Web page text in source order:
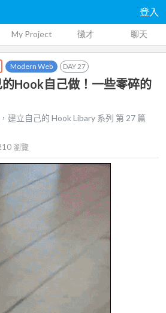
登入
My Project 徵才 聊天
Modern Web DAY27
的Hook自己做！一些零碎的
建立自己的 Hook Libary 系列 第27 篇
瀏覽